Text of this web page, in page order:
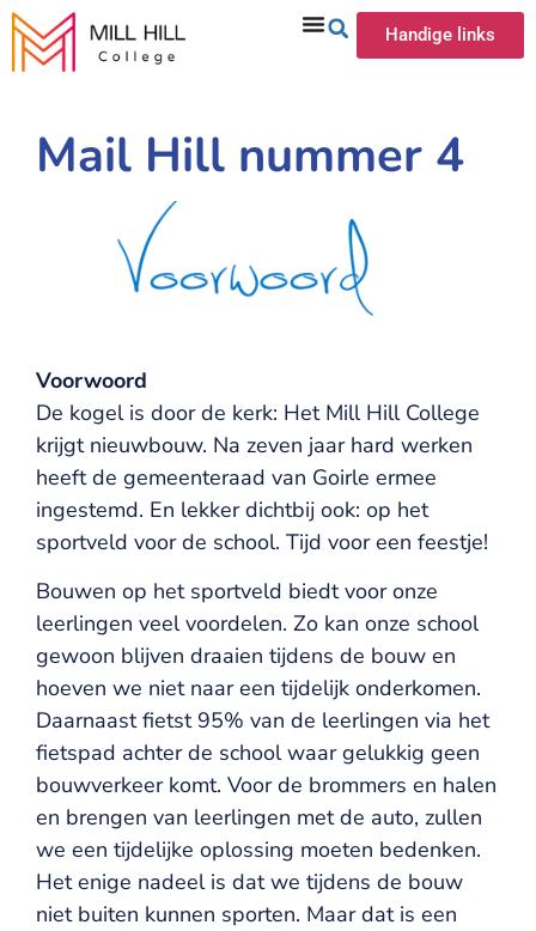
Handige links
Mail Hill nummer 4
Voorwoord
De kogel is door de kerk: Het Mill Hill College
krijgt nieuwbouw. Na zeven jaar hard werken
heeft de gemeenteraad van Goirle ermee
ingestemd. En lekker dichtbij ook: op het
sportveld voor de school. Tijd voor een feestje!
Bouwen op het sportveld biedt voor onze
leerlingen veel voordelen. Zo kan onze school
gewoon blijven draaien tijdens de bouw en
hoeven we niet naar een tijdelijk onderkomen.
Daarnaast fietst 95% van de leerlingen via het
fietspad achter de school waar gelukkig geen
bouwverkeer komt. Voor de brommers en halen
en brengen van leerlingen met de auto, zullen
we een tijdelijke oplossing moeten bedenken.
Het enige nadeel is dat we tijdens de bouw
niet buiten kunnen sporten. Maar dat is een